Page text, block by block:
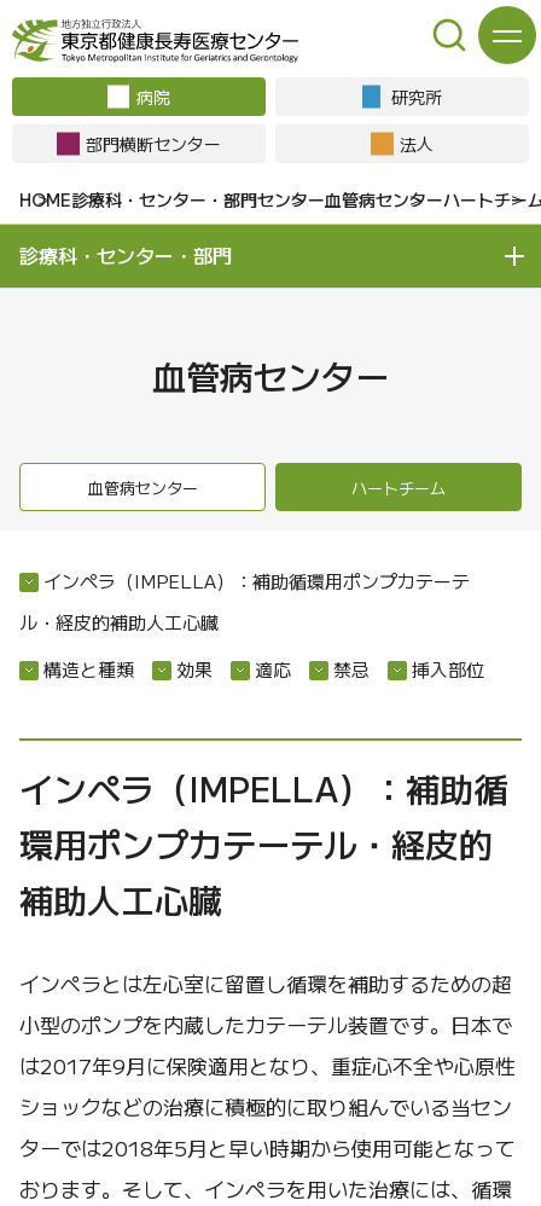
病院
研究所
部門横断センター
法人
診療科・センター・部門センター血管病センターハートチー
診療科・センター・部門
血管病センター
血管病センター ハートチーム
インペラ（IMPELLA）：補助循環用ポンプカテーテ
ル・経皮的補助人工心臓
構造と種類
効果 適応 禁忌 挿入部位
インペラ（IMPELLA）：補助循
環用ポンプカテーテル・経皮的
補助人工心臓
インペラとは左心室に留置し循環を補助するための超
小型のポンプを内蔵したカテーテル装置です。日本で
は2017年9月に保険適用となり、重症心不全や心原性
ショックなどの治療に積極的に取り組んでいる当セン
ターでは2018年5月と早い時期から使用可能となって
おります。そして、インペラを用いた治療には、循環